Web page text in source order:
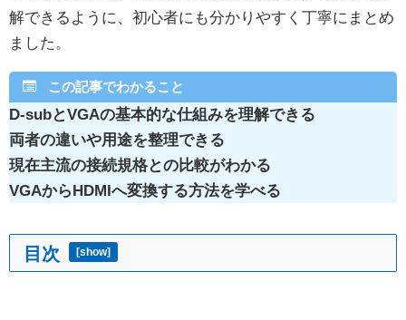
解できるように、初心者にも分かりやすく丁寧にまとめ
ました。
この記事でわかること
D-subとVGAの基本的な仕組みを理解できる
両者の違いや用途を整理できる
現在主流の接続規格との比較がわかる
VGAからHDMIへ変換する方法を学べる
目次 show]